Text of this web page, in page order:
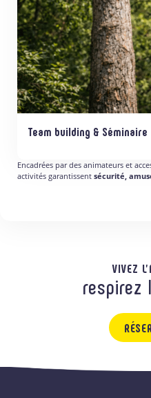
Team building & Séminaire
Encadrées par des animateurs et
activités garantissent sécurité,
VIVEZ
respirez